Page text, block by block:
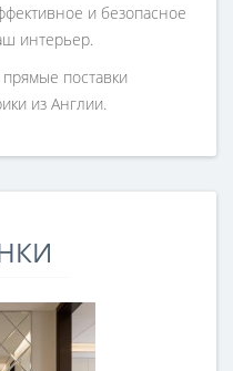
и безопасное
интерьер.
поставки
из Англии.